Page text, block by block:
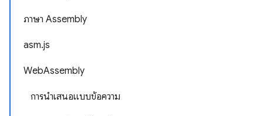
ภาษา Assembly
asm.js
WebAssembly
การนำเสนอแบบข้อความ